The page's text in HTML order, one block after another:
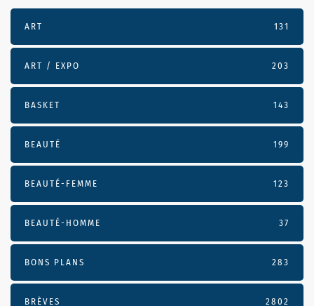
ART 131
ART / EXPO 203
BASKET 143
BEAUTÉ 199
BEAUTÉ-FEMME 123
BEAUTÉ-HOMME 37
BONS PLANS 283
BRÈVES 2802